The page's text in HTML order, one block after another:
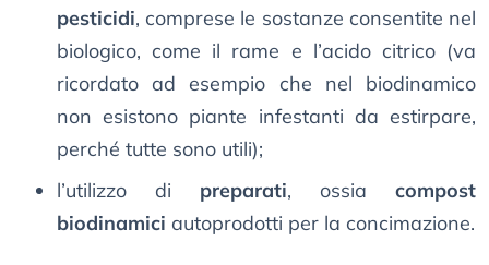
pesticidi, comprese le sostanze consentite nel
biologico, come il rame e l’acido citrico (va
ricordato ad esempio che nel biodinamico
non esistono piante infestanti da estirpare,
perché tutte sono utili);
l’utilizzo di preparati, ossia compost
biodinamici autoprodotti per la concimazione.